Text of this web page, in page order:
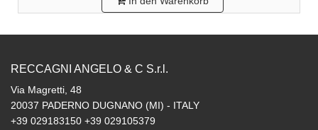
RECCAGNI ANGELO & C S.r.l.
Via Magretti, 48
20037 PADERNO DUGNANO (MI) - ITALY
+39 029183150 +39 029105379